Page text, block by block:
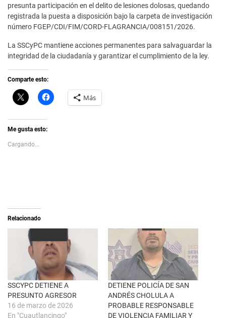
presunta participación en el delito de lesiones dolosas, quedando
registrada la puesta a disposición bajo la carpeta de investigación
número FGEP/CDI/FIM/CORD-FLAGRANCIA/008151/2026.
La SSCyPC mantiene acciones permanentes para salvaguardar la
integridad de la ciudadanía y garantizar el cumplimiento de la ley.
Comparte esto:
C
l
k
t
s
h
e
b
r
e
e
n
u
v
e
n
t
a
n
H
a
e
F
a
c
e
b
o
k
(
S
e
a
Más
Me gusta esto:
Cargando...
Relacionado
SSCYPC DETIENE A
PRESUNTO AGRESOR
16 de marzo de 2026
En "Cuautlancingo"
DETIENE POLICÍA DE SAN
ANDRÉS CHOLULA A
PROBABLE RESPONSABLE
DE VIOLENCIA FAMILIAR Y